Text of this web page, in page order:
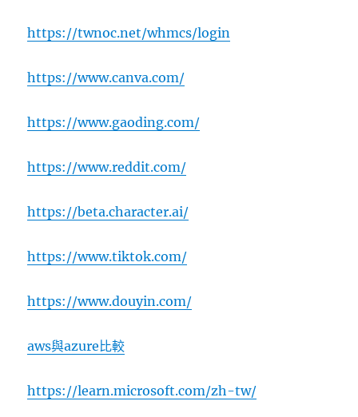
https://twnoc.net/whmcs/login
https://www.canva.com/
https://www.gaoding.com/
https://www.reddit.com/
https://beta.character.ai/
https://www.tiktok.com/
https://www.douyin.com/
aws與azure比較
https://learn.microsoft.com/zh-tw/